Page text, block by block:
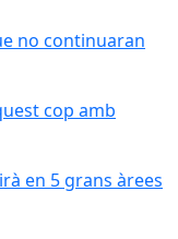
no continuaran
cop amb
en 5 grans àrees